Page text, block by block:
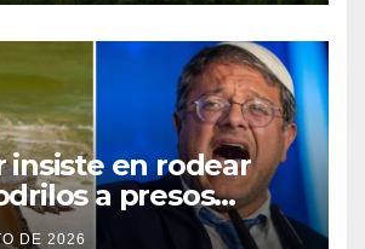
insiste en rodear
a presos
DE 2026